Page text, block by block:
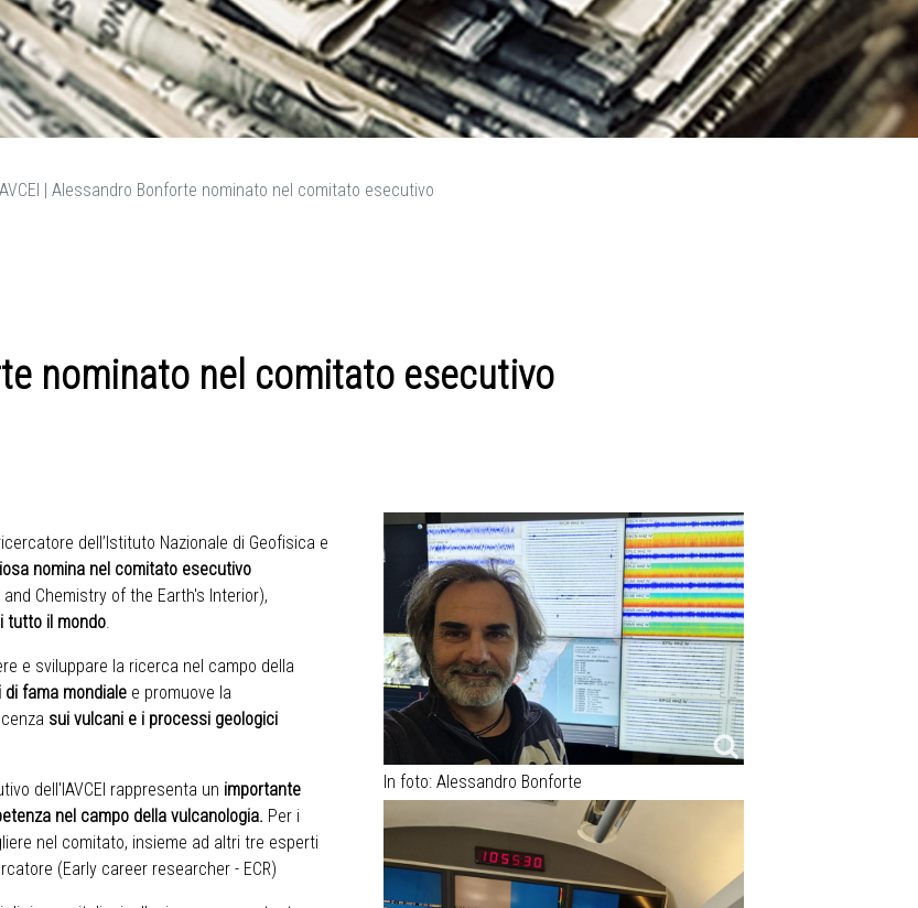
IAVCEI | Alessandro Bonforte nominato nel comitato esecutivo
nominato nel comitato esecutivo
dell’Istituto Nazionale di Geofisica e
nomina nel comitato esecutivo
Chemistry of the Earth's Interior),
tutto il mondo.
e sviluppare la ricerca nel campo della
fama mondiale e promuove la
sui vulcani e i processi geologici
dell'IAVCEI rappresenta un importante
nel campo della vulcanologia. Per i
nel comitato, insieme ad altri tre esperti
(Early career researcher - ECR)
In foto: Alessandro Bonforte